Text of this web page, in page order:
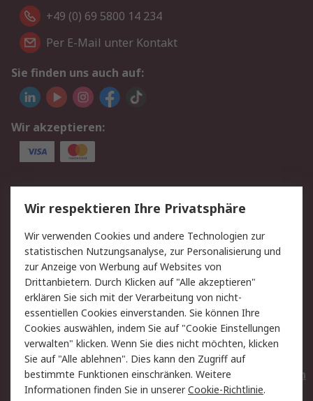
+49 (0) 69 5800 14 234
Per E-Mail unter Kontakt
Sie finden uns auch auf:
Wir akzeptieren:
Service
Value Added Services
Lieferlösungen
Rücksendungen
Kontakt
Hilfe
Privatkunden
Rechtliches
AGB
Datenschutz
Cookie-Richtlinie
Zahlungsbedingungen
Copyright/Impressum
Entsorgung
Elektrogeräte/Batterien
Wir respektieren Ihre Privatsphäre
Wir verwenden Cookies und andere Technologien zur
statistischen Nutzungsanalyse, zur Personalisierung und
zur Anzeige von Werbung auf Websites von
Drittanbietern. Durch Klicken auf "Alle akzeptieren"
erklären Sie sich mit der Verarbeitung von nicht-
essentiellen Cookies einverstanden. Sie können Ihre
Cookies auswählen, indem Sie auf "Cookie Einstellungen
verwalten" klicken. Wenn Sie dies nicht möchten, klicken
Sie auf "Alle ablehnen". Dies kann den Zugriff auf
bestimmte Funktionen einschränken. Weitere
Informationen finden Sie in unsererCookie-Richtlinie.